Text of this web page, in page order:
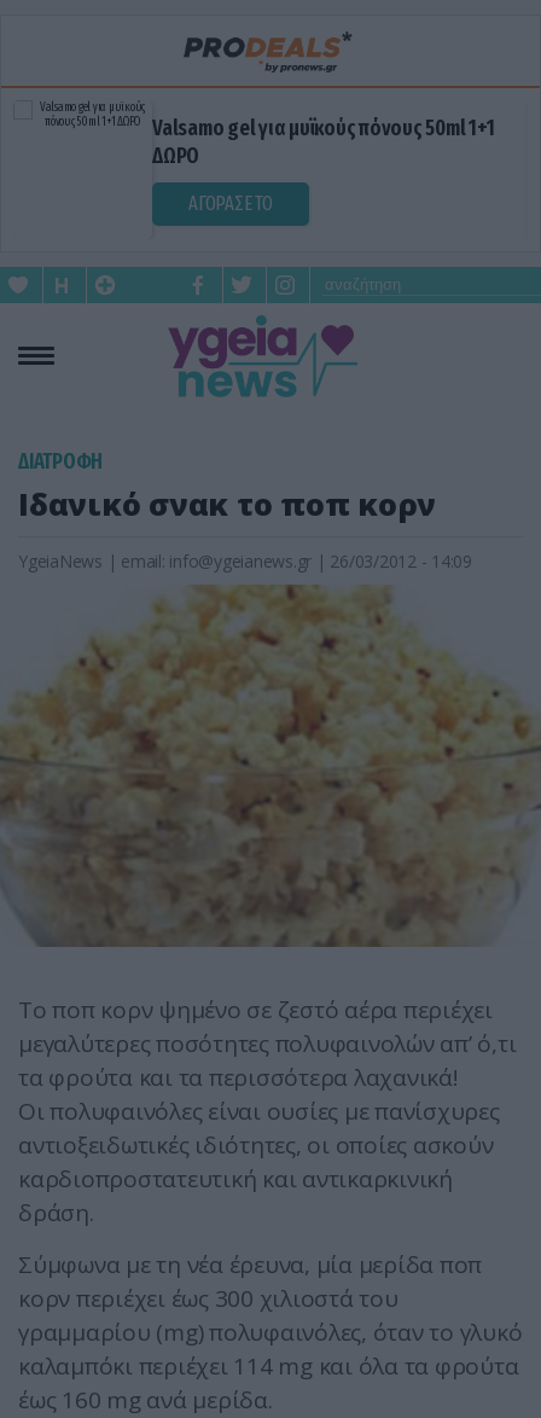
Valsamo gel για μυϊκούς πόνους 50ml 1+1
ΔΩΡΟ
ΑΓΟΡΑΣΕ ΤΟ
ΔΙΑΤΡΟΦΗ
Ιδανικό σνακ το ποπ κορν
YgeiaNews | email: info@ygeianews.gr | 26/03/2012 - 14:09
Το ποπ κορν ψημένο σε ζεστό αέρα περιέχει
μεγαλύτερες ποσότητες πολυφαινολών απ’ ό,τι
τα φρούτα και τα περισσότερα λαχανικά!
Οι πολυφαινόλες είναι ουσίες με πανίσχυρες
αντιοξειδωτικές ιδιότητες, οι οποίες ασκούν
καρδιοπροστατευτική και αντικαρκινική
δράση.
Σύμφωνα με τη νέα έρευνα, μία μερίδα ποπ
κορν περιέχει έως 300 χιλιοστά του
γραμμαρίου (mg) πολυφαινόλες, όταν το γλυκό
καλαμπόκι περιέχει 114 mg και όλα τα φρούτα
έως 160 mg ανά μερίδα.